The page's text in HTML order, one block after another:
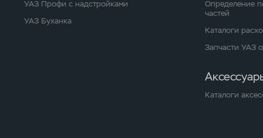
УАЗ Профи с надстройками
УАЗ Буханка
Определение
частей
Каталоги
Запчасти УАЗ
Каталоги